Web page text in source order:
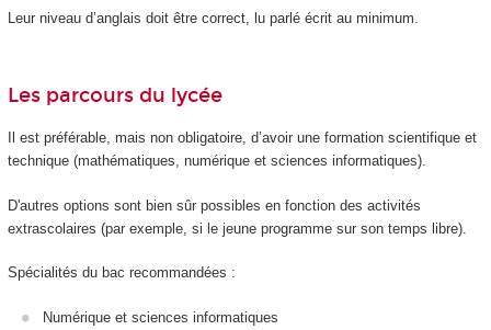
Leur niveau d’anglais doit être correct, lu parlé écrit au minimum.
Les parcours du lycée
Il est préférable, mais non obligatoire, d’avoir une formation scientifique et
technique (mathématiques, numérique et sciences informatiques).
D'autres options sont bien sûr possibles en fonction des activités
extrascolaires (par exemple, si le jeune programme sur son temps libre).
Spécialités du bac recommandées :
Numérique et sciences informatiques